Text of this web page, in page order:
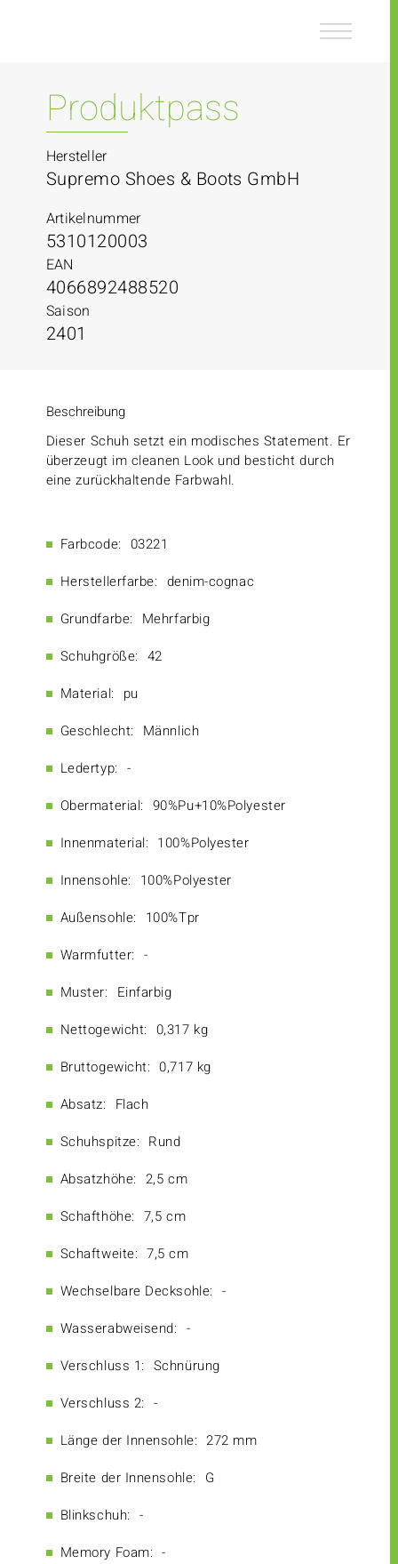
Produktpass
Hersteller
Supremo Shoes & Boots GmbH
Artikelnummer
5310120003
EAN
4066892488520
Saison
2401
Beschreibung
Dieser Schuh setzt ein modisches Statement. Er
überzeugt im cleanen Look und besticht durch
eine zurückhaltende Farbwahl.
Farbcode: 03221
Herstellerfarbe: denim-cognac
Grundfarbe: Mehrfarbig
Schuhgröße: 42
Material: pu
Geschlecht: Männlich
Ledertyp: -
Obermaterial: 90%Pu+10%Polyester
Innenmaterial: 100%Polyester
Innensohle: 100%Polyester
Außensohle: 100%Tpr
Warmfutter: -
Muster: Einfarbig
Nettogewicht: 0,317 kg
Bruttogewicht: 0,717 kg
Absatz: Flach
Schuhspitze: Rund
Absatzhöhe: 2,5 cm
Schafthöhe: 7,5 cm
Schaftweite: 7,5 cm
Wechselbare Decksohle: -
Wasserabweisend: -
Verschluss 1: Schnürung
Verschluss 2: -
Länge der Innensohle: 272 mm
Breite der Innensohle: G
Blinkschuh: -
Memory Foam: -